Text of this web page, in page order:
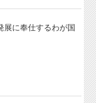
展に奉仕するわが国